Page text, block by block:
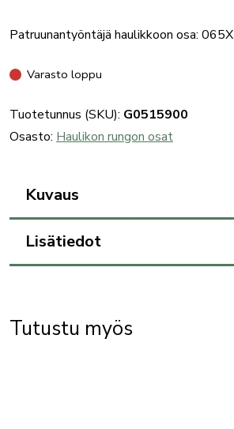
Patruunantyöntäjä haulikkoon osa: 065X
Varasto loppu
Tuotetunnus (SKU): G0515900
Osasto: Haulikon rungon osat
Kuvaus
Lisätiedot
Tutustu myös